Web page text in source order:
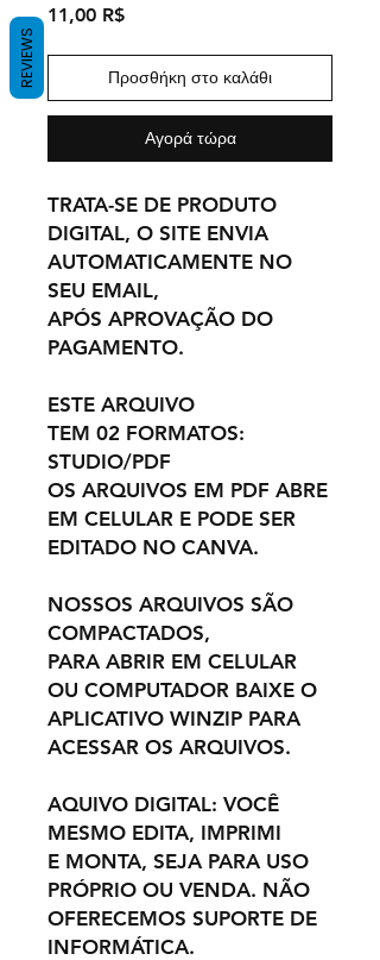
11,00 R$Τιμή
Προσθήκη στο καλάθι
Αγορά τώρα
TRATA-SE DE PRODUTO
DIGITAL, O SITE ENVIA
AUTOMATICAMENTE NO
SEU EMAIL,
APÓS APROVAÇÃO DO
PAGAMENTO.
ESTE ARQUIVO
TEM 02 FORMATOS:
STUDIO/PDF
OS ARQUIVOS EM PDF ABRE
EM CELULAR E PODE SER
EDITADO NO CANVA.
NOSSOS ARQUIVOS SÃO
COMPACTADOS,
PARA ABRIR EM CELULAR
OU COMPUTADOR BAIXE O
APLICATIVO WINZIP PARA
ACESSAR OS ARQUIVOS.
AQUIVO DIGITAL: VOCÊ
MESMO EDITA, IMPRIMI
E MONTA, SEJA PARA USO
PRÓPRIO OU VENDA. NÃO
OFERECEMOS SUPORTE DE
INFORMÁTICA.
REVIEWS